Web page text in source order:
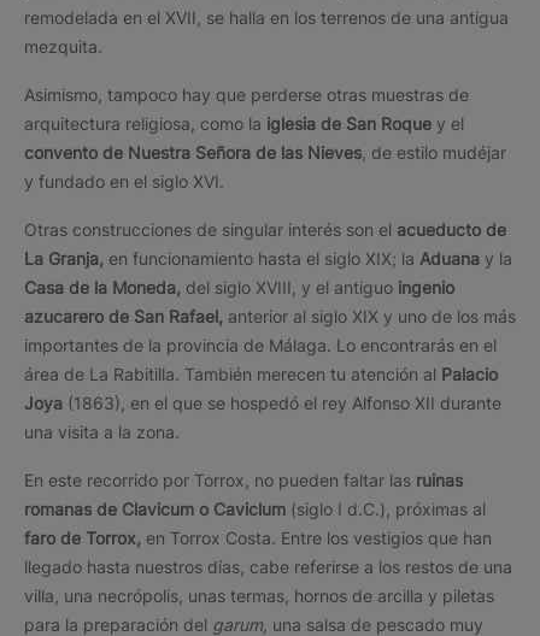
remodelada en el XVII, se halla en los terrenos de una antigua
mezquita.
Asimismo, tampoco hay que perderse otras muestras de
arquitectura religiosa, como la iglesia de San Roque y el
convento de Nuestra Señora de las Nieves , de estilo mudéjar
y fundado en el siglo XVI.
Otras construcciones de singular interés son el acueducto de
La Granja, en funcionamiento hasta el siglo XIX; la Aduana y la
Casa de la Moneda, del siglo XVIII, y el antiguo ingenio
azucarero de San Rafael, anterior al siglo XIX y uno de los más
importantes de la provincia de Málaga. Lo encontrarás en el
área de La Rabitilla. También merecen tu atención al Palacio
Joya (1863), en el que se hospedó el rey Alfonso XII durante
una visita a la zona.
En este recorrido por Torrox, no pueden faltar las ruinas
romanas de Clavicum o Caviclum (siglo I d.C.), próximas al
faro de Torrox, en Torrox Costa. Entre los vestigios que han
llegado hasta nuestros días, cabe referirse a los restos de una
villa, una necrópolis, unas termas, hornos de arcilla y piletas
para la preparación del garum, una salsa de pescado muy